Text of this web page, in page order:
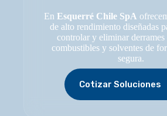
En Esquerré Chile SpA
de alto rendimiento diseñadas
controlar y eliminar derrames
combustibles y solventes de
segura.
Cotizar Soluciones